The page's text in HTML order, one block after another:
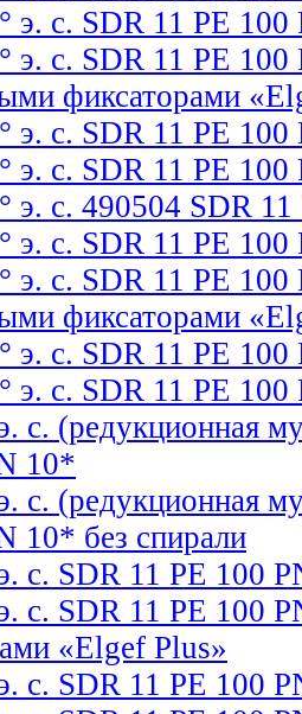
э. с. SDR 11 PE
э. с. SDR 11 PE
фиксаторами
э. с. SDR 11 PE
э. с. SDR 11 PE
э. с. 490504 SDR
э. с. SDR 11 PE
э. с. SDR 11 PE
фиксаторами
э. с. SDR 11 PE
э. с. SDR 11 PE
с. (редукционная
10*
с. (редукционная
10* без спирали
с. SDR 11 PE 100
с. SDR 11 PE 100
«Elgef Plus»
с. SDR 11 PE 100